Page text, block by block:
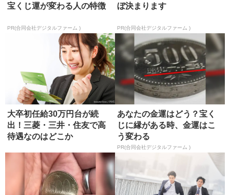
宝くじ運が変わる人の特徴
PR(合同会社デジタルファーム )
ぼ決まります
PR(合同会社デジタルファーム )
大卒初任給30万円台が続
出！三菱・三井・住友で高
待遇なのはどこか
あなたの金運はどう？宝く
じに縁がある時、金運はこ
う変わる
PR(合同会社デジタルファーム )